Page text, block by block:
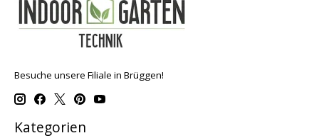
Besuche unsere Filiale in Brüggen!
Kategorien